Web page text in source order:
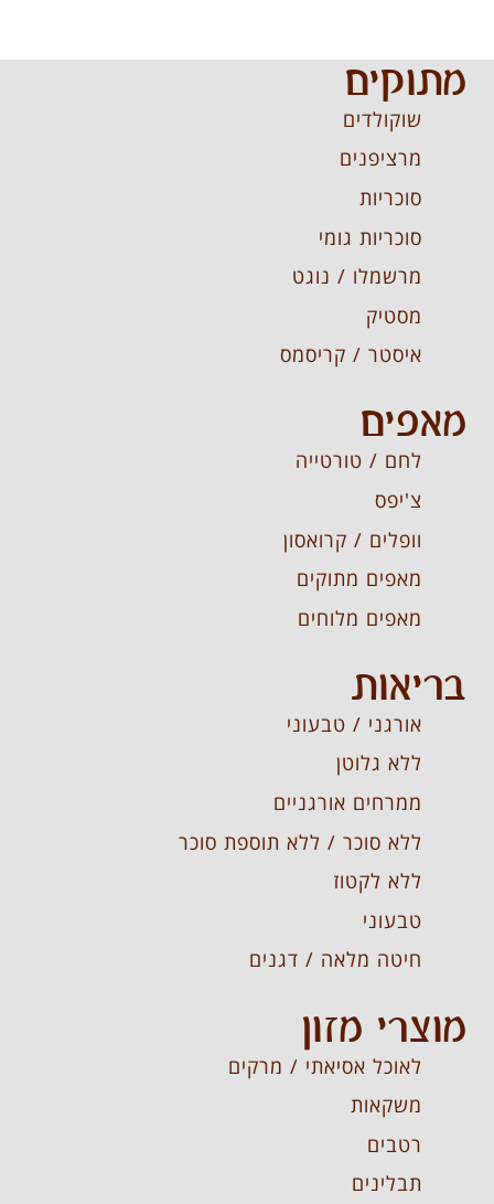
מתוקים
שוקולדים
מרציפנים
סוכריות
סוכריות גומי
מרשמלו / נוגט
מסטיק
איסטר / קריסמס
מאפים
לחם / טורטייה
צ'יפס
וופלים / קרואסון
מאפים מתוקים
מאפים מלוחים
בריאות
אורגני / טבעוני
ללא גלוטן
ממרחים אורגניים
ללא סוכר / ללא תוספת סוכר
ללא לקטוז
טבעוני
חיטה מלאה / דגנים
מוצרי מזון
לאוכל אסיאתי / מרקים
משקאות
רטבים
תבלינים